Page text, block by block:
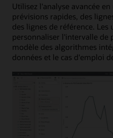
Utilisez l'analyse avancée
prévisions rapides, des
des lignes de référence.
personnaliser l'intervalle de
modèle des algorithmes
données et le cas d'emploi